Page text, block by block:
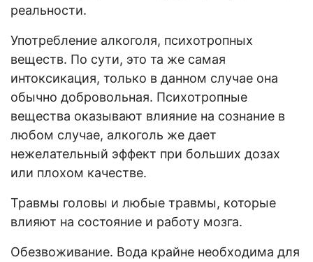
реальности.
Употребление алкоголя, психотропных
веществ. По сути, это та же самая
интоксикация, только в данном случае она
обычно добровольная. Психотропные
вещества оказывают влияние на сознание в
любом случае, алкоголь же дает
нежелательный эффект при больших дозах
или плохом качестве.
Травмы головы и любые травмы, которые
влияют на состояние и работу мозга.
Обезвоживание. Вода крайне необходима для